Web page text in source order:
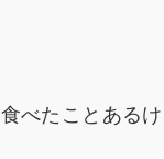
べたことある